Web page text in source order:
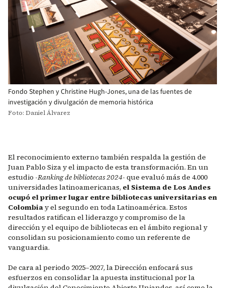
Fondo Stephen y Christine Hugh-Jones, una de las fuentes de
investigación y divulgación de memoria histórica
Foto: Daniel Álvarez
El reconocimiento externo también respalda la gestión de
Juan Pablo Siza y el impacto de esta transformación. En un
estudio -Ranking de bibliotecas 2024- que evaluó más de 4.000
universidades latinoamericanas, el Sistema de Los Andes
ocupó el primer lugar entre bibliotecas universitarias en
Colombiay el segundo en toda Latinoamérica. Estos
resultados ratifican el liderazgo y compromiso de la
dirección y el equipo de bibliotecas en el ámbito regional y
consolidan su posicionamiento como un referente de
vanguardia.
De cara al periodo 2025–2027, la Dirección enfocará sus
esfuerzos en consolidar la apuesta institucional por la